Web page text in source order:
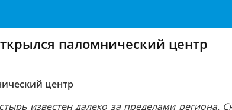
паломнический центр
центр
известен далеко за пределами региона.